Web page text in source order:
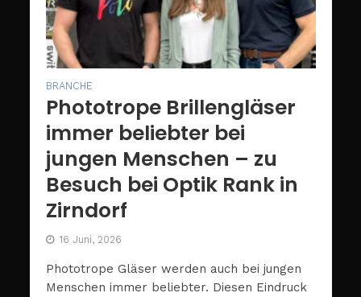
BRANCHE
Phototrope Brillengläser
immer beliebter bei
jungen Menschen – zu
Besuch bei Optik Rank in
Zirndorf
16 Juni, 2026
Phototrope Gläser werden auch bei jungen
Menschen immer beliebter. Diesen Eindruck